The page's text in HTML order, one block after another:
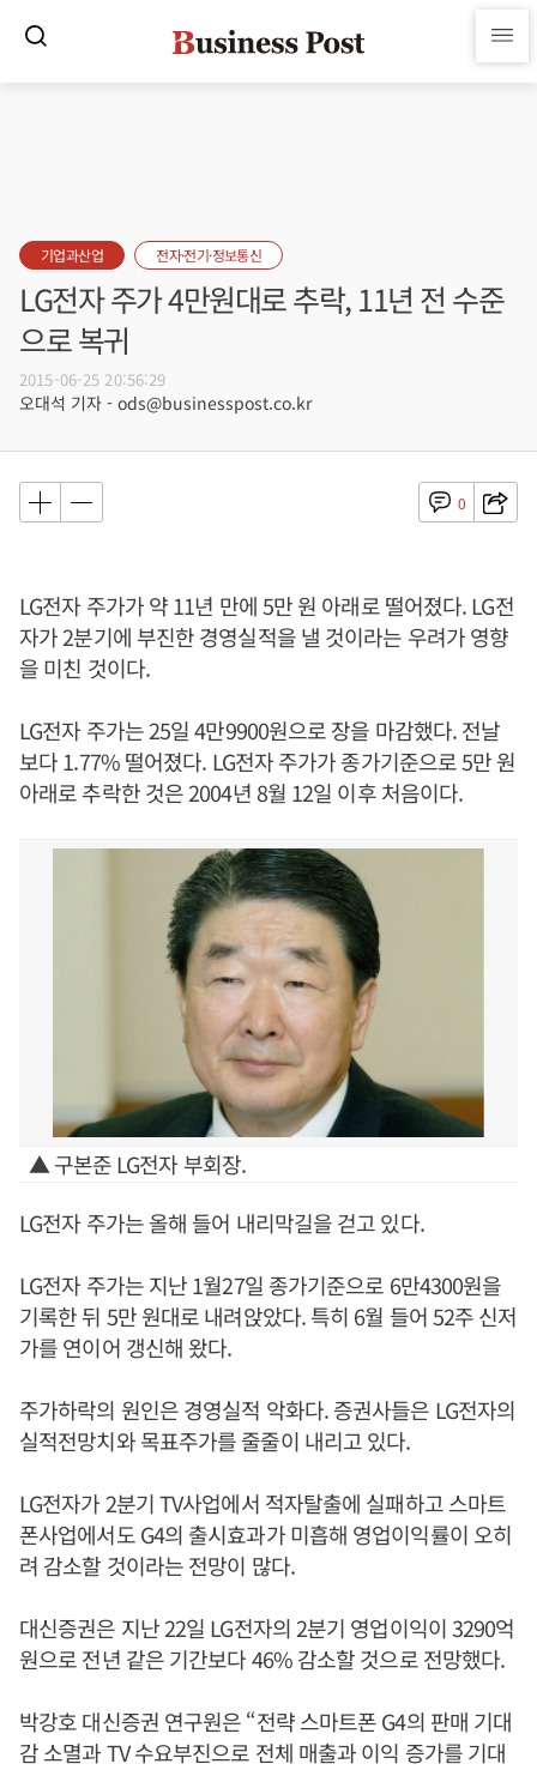
기업과산업 전자·전기·정보통신
LG전자 주가 4만원대로 추락, 11년 전 수준
으로 복귀
2015-06-25 20:56:29
오대석 기자 - ods@businesspost.co.kr
0
LG전자 주가가 약 11년 만에 5만 원 아래로 떨어졌다. LG전
자가 2분기에 부진한 경영실적을 낼 것이라는 우려가 영향
을 미친 것이다.
LG전자 주가는 25일 4만9900원으로 장을 마감했다. 전날
보다 1.77% 떨어졌다. LG전자 주가가 종가기준으로 5만 원
아래로 추락한 것은 2004년 8월 12일 이후 처음이다.
▲ 구본준 LG전자 부회장.
LG전자 주가는 올해 들어 내리막길을 걷고 있다.
LG전자 주가는 지난 1월27일 종가기준으로 6만4300원을
기록한 뒤 5만 원대로 내려앉았다. 특히 6월 들어 52주 신저
가를 연이어 갱신해 왔다.
주가하락의 원인은 경영실적 악화다. 증권사들은 LG전자의
실적전망치와 목표주가를 줄줄이 내리고 있다.
LG전자가 2분기 TV사업에서 적자탈출에 실패하고 스마트
폰사업에서도 G4의 출시효과가 미흡해 영업이익률이 오히
려 감소할 것이라는 전망이 많다.
대신증권은 지난 22일 LG전자의 2분기 영업이익이 3290억
원으로 전년 같은 기간보다 46% 감소할 것으로 전망했다.
박강호 대신증권 연구원은 “전략 스마트폰 G4의 판매 기대
감 소멸과 TV 수요부진으로 전체 매출과 이익 증가를 기대